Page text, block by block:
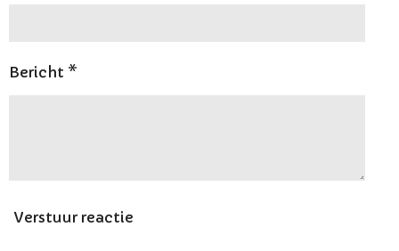
Bericht *
Verstuur reactie